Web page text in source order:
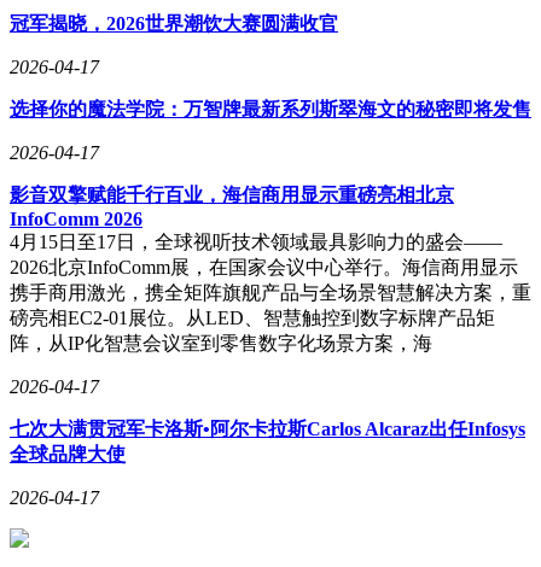
冠军揭晓，2026世界潮饮大赛圆满收官
2026-04-17
选择你的魔法学院：万智牌最新系列斯翠海文的秘密即将发售
2026-04-17
影音双擎赋能千行百业，海信商用显示重磅亮相北京
InfoComm 2026
4月15日至17日，全球视听技术领域最具影响力的盛会——
2026北京InfoComm展，在国家会议中心举行。海信商用显示
携手商用激光，携全矩阵旗舰产品与全场景智慧解决方案，重
磅亮相EC2-01展位。从LED、智慧触控到数字标牌产品矩
阵，从IP化智慧会议室到零售数字化场景方案，海
2026-04-17
七次大满贯冠军卡洛斯•阿尔卡拉斯Carlos Alcaraz出任Infosys
全球品牌大使
2026-04-17